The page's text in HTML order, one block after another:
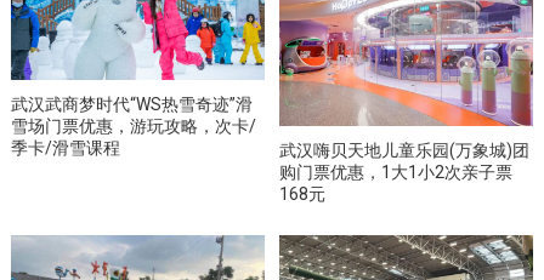
武汉武商梦时代“WS热雪奇迹”滑
雪场门票优惠，游玩攻略，次卡/
季卡/滑雪课程
武汉嗨贝天地儿童乐园(万象城)团
购门票优惠，1大1小2次亲子票
168元